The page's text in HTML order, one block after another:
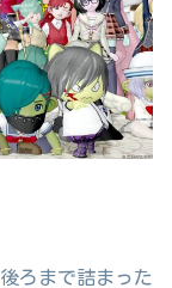
ろまで詰まった